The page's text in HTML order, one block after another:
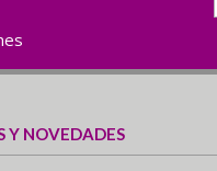
Y NOVEDADES